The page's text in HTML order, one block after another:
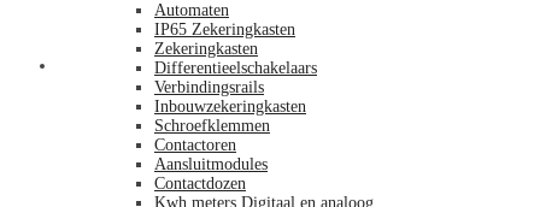
Automaten
IP65 Zekeringkasten
Zekeringkasten
Differentieelschakelaars
Verbindingsrails
Inbouwzekeringkasten
Schroefklemmen
Contactoren
Aansluitmodules
Contactdozen
Kwh meters Digitaal en analoog